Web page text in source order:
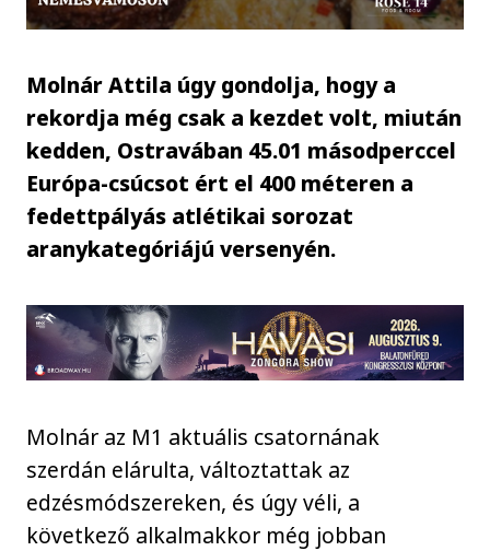
Molnár Attila úgy gondolja, hogy a
rekordja még csak a kezdet volt, miután
kedden, Ostravában 45.01 másodperccel
Európa-csúcsot ért el 400 méteren a
fedettpályás atlétikai sorozat
aranykategóriájú versenyén.
Molnár az M1 aktuális csatornának
szerdán elárulta, változtattak az
edzésmódszereken, és úgy véli, a
következő alkalmakkor még jobban